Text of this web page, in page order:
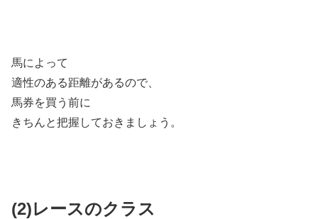
馬によって
適性のある距離があるので、
馬券を買う前に
きちんと把握しておきましょう。
(2)レースのクラス